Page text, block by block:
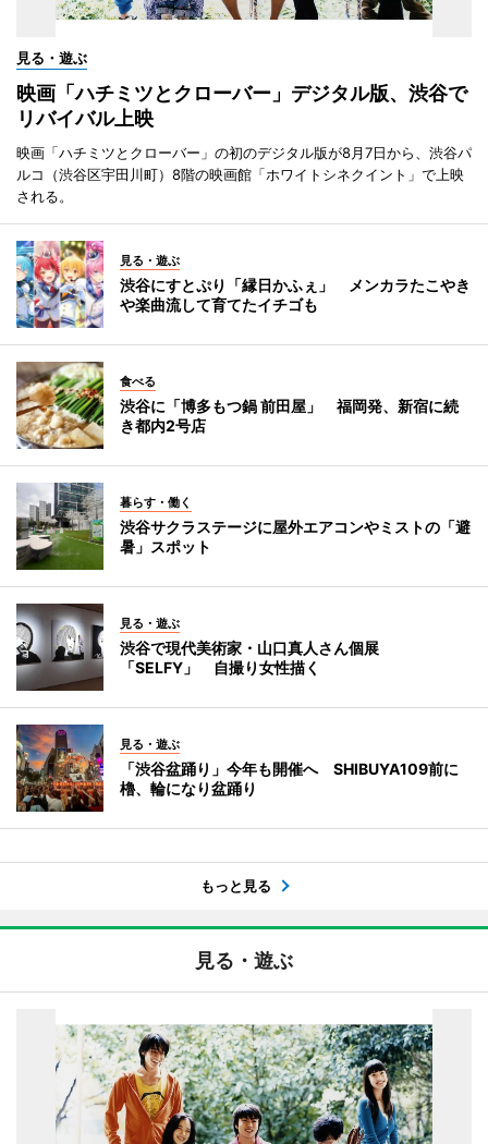
見る・遊ぶ
映画「ハチミツとクローバー」デジタル版、渋谷で
リバイバル上映
映画「ハチミツとクローバー」の初のデジタル版が8月7日から、渋谷パ
ルコ（渋谷区宇田川町）8階の映画館「ホワイトシネクイント」で上映
される。
見る・遊ぶ
渋谷にすとぷり「縁日かふぇ」 メンカラたこやき
や楽曲流して育てたイチゴも
食べる
渋谷に「博多もつ鍋 前田屋」 福岡発、新宿に続
き都内2号店
暮らす・働く
渋谷サクラステージに屋外エアコンやミストの「避
暑」スポット
見る・遊ぶ
渋谷で現代美術家・山口真人さん個展
「SELFY」 自撮り女性描く
見る・遊ぶ
「渋谷盆踊り」今年も開催へ SHIBUYA109前に
櫓、輪になり盆踊り
もっと見る
見る・遊ぶ